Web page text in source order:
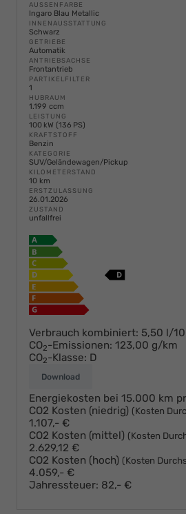
AUSSENFARBE
Ingaro Blau Metallic
INNENAUSSTATTUNG
Schwarz
GETRIEBE
Automatik
ANTRIEBSACHSE
Frontantrieb
PARTIKELFILTER
1
HUBRAUM
1.199 ccm
LEISTUNG
100 kW (136 PS)
KRAFTSTOFF
Benzin
KATEGORIE
SUV/Geländewagen/Pickup
KILOMETERSTAND
10 km
ERSTZULASSUNG
26.01.2026
ZUSTAND
unfallfrei
Verbrauch kombiniert: 5,50 l/
CO2-Emissionen: 123,00 g/km
CO2-Klasse: D
Download
Energiekosten bei 15.000 km
CO2 Kosten (niedrig) (Kosten
1.107,- €
CO2 Kosten (mittel) (Kosten
2.629,12 €
CO2 Kosten (hoch) (Kosten
4.059,- €
Jahressteuer: 82,- €